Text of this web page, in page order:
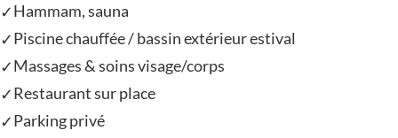
✓Hammam, sauna
✓Piscine chauffée / bassin extérieur estival
✓Massages & soins visage/corps
✓Restaurant sur place
✓Parking privé